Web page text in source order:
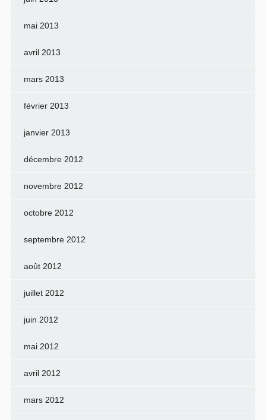
mai 2013
avril 2013
mars 2013
février 2013
janvier 2013
décembre 2012
novembre 2012
octobre 2012
septembre 2012
août 2012
juillet 2012
juin 2012
mai 2012
avril 2012
mars 2012